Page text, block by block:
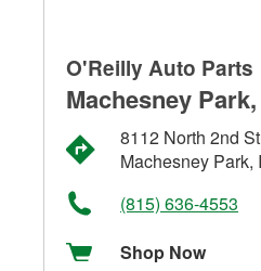
O'Reilly Auto Parts
Machesney
8112 North 2nd
Machesney Park,
(815) 636-4553
Shop Now